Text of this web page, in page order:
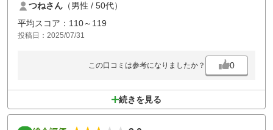
回ればなんとか回れました。
特徴のあるホール8番9番16番が谷越え池越えがあり難しいです。でもチ
ャレンジを楽しみにしてください！グリーンは難しいです。夏の暑さで
メンテナンスが難しく少しはげている部分もありますが、楽しめるグリ
つねさん （男性 / 50代）
平均スコア：110～119
投稿日：2025/07/31
この口コミは参考になりましたか？ 0
続きを見る